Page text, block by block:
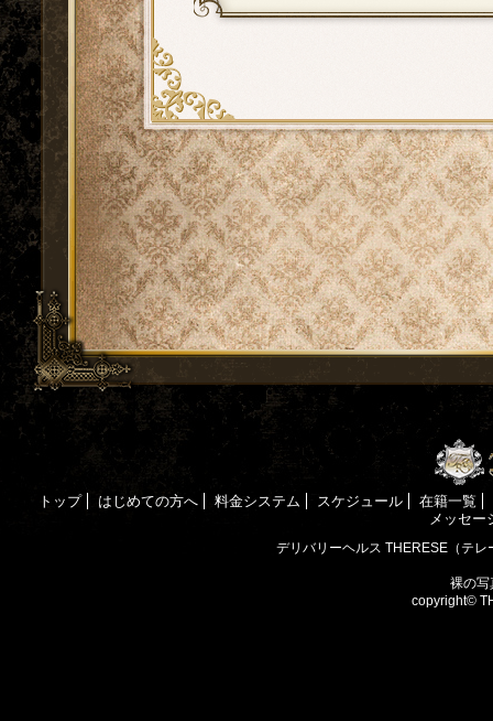
トップ はじめての方へ 料金システム スケジュール
在籍一覧
メッセー
デリバリーヘルス THERESE（テレ
裸の
copyright©